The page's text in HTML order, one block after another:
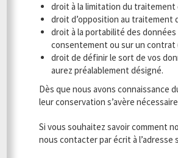
droit à la limitation du traitement
droit d’opposition au traitement
droit à la portabilité des
consentement ou sur un contrat
droit de définir le sort de vos
aurez préalablement désigné.
Dès que nous avons connaissance
leur conservation s’avère
Si vous souhaitez savoir comment
nous contacter par écrit à l’adresse